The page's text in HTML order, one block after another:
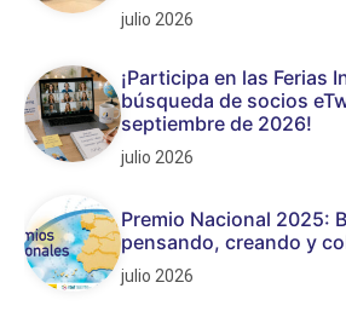
julio 2026
¡Participa en las Ferias
búsqueda de socios
septiembre de 2026!
julio 2026
Premio Nacional 2025:
pensando, creando y
julio 2026